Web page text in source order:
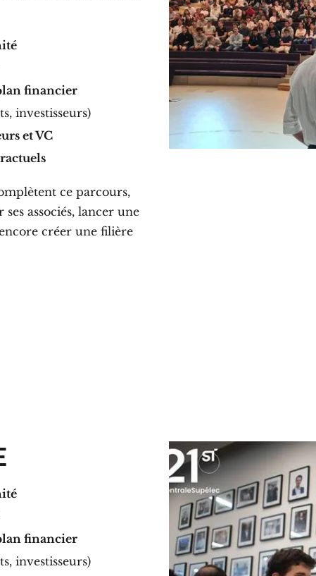
financier
investisseurs)
et VC
ce parcours,
associés, lancer une
créer une filière
financier
investisseurs)